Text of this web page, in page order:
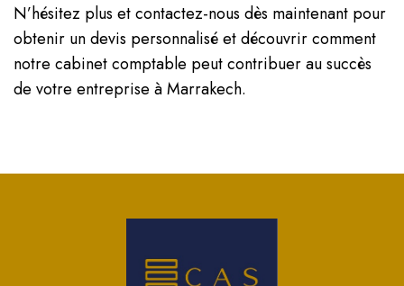
N’hésitez plus et contactez-nous dès maintenant pour
obtenir un devis personnalisé et découvrir comment
notre cabinet comptable peut contribuer au succès
de votre entreprise à Marrakech.